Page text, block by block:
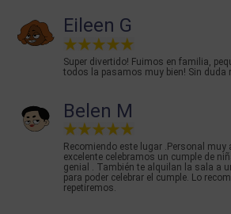
Eileen G
Super divertido! Fuimos en familia,
todos la pasamos muy bien! Sin duda
Belen M
Recomiendo este lugar .Personal muy
excelente celebramos un cumple de
genial . También te alquilan la sala a
para poder celebrar el cumple. Lo
repetiremos.